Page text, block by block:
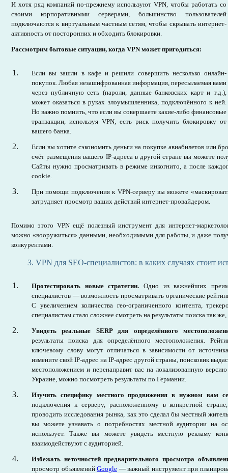
И хотя ряд компаний по-прежнему используют VPN, чтобы работать со
своими корпоративными серверами, большинство пользователей
подключаются к виртуальным частным сетям, чтобы скрывать интернет-
активность от посторонних и обходить блокировки.
Рассмотрим бытовые ситуации, когда VPN может пригодиться:
Если вы зашли в кафе и решили совершить несколько онлайн-
покупок. Любая незашифрованная информация, пересылаемая вами
через публичную сеть (пароли, данные банковских карт и т.д.),
может оказаться в руках злоумышленника, подключённого к ней.
Но важно помнить, что если вы совершаете какие-либо финансовые
транзакции, используя VPN, есть риск получить блокировку от
вашего банка.
Если вы хотите сэкономить деньги на покупке авиабилетов или
счёт размещения вашего IP-адреса в другой стране вы можете
Сайты нужно просматривать в режиме инкогнито, а после
cookie.
При помощи подключения к VPN-серверу вы можете
затрудняет просмотр ваших действий интернет-провайдером.
Помимо этого VPN ещё полезный инструмент для интернет-
можно «вооружиться» данными, необходимыми для работы, и даже
конкурентами.
3. VPN для SEO-специалистов: в каких случаях стоит
Протестировать новые стратегии. Одно из важнейших
специалистов — возможность просматривать органические
С увеличением количества гео-ограниченного контента,
специалистам стало сложнее смотреть на результаты поиска так же,
Увидеть реальные SERP для определённого
результаты поиска для определённого местоположения.
ключевому слову могут отличаться в зависимости от
измените свой IP-адрес на IP-адрес другой страны, поисковик
местоположением и перенаправит вас на локализованную
Украине, можно посмотреть результаты по Германии.
Изучить специфику местного продвижения в нужном вам
подключения к серверу, расположенному в конкретной
проводить исследования рынка, как это сделал бы местный
вы можете узнавать о потребностях местной аудитории на
использует. Также вы можете увидеть местную рекламу
взаимодействуют с аудиторией.
Избежать неточностей предварительного просмотра
просмотр объявлений Google — важный инструмент при